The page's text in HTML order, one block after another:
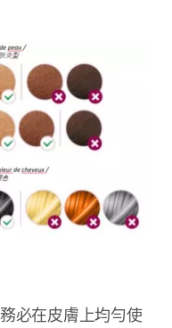
必在皮膚上均勻使